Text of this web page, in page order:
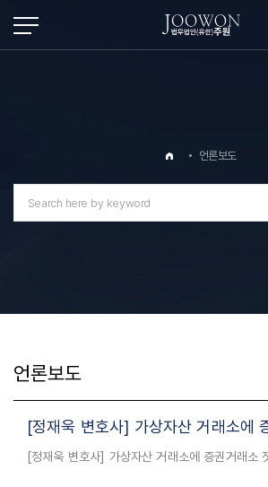
언론보도
언론보도
[정재욱 변호사] 가상자산 거래소에